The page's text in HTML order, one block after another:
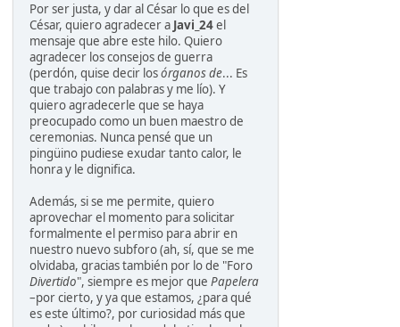
Por ser justa, y dar al César lo que es del
César, quiero agradecer a Javi_24el
mensaje que abre este hilo. Quiero
agradecer los consejos de guerra
(perdón, quise decir losórganos de... Es
que trabajo con palabras y me lío). Y
quiero agradecerle que se haya
preocupado como un buen maestro de
ceremonias. Nunca pensé que un
pingüino pudiese exudar tanto calor, le
honra y le dignifica.
Además, si se me permite, quiero
aprovechar el momento para solicitar
formalmente el permiso para abrir en
nuestro nuevo subforo (ah, sí, que se me
olvidaba, gracias también por lo de "Foro
Divertido", siempre es mejor que Papelera
–por cierto, y ya que estamos, ¿para qué
es este último?, por curiosidad más que